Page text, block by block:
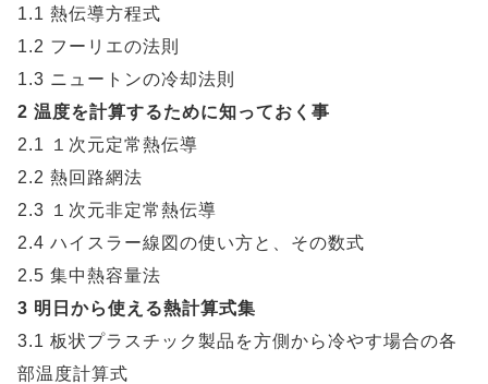
1.1 熱伝導方程式
1.2 フーリエの法則
1.3 ニュートンの冷却法則
2 温度を計算するために知っておく事
2.1 １次元定常熱伝導
2.2 熱回路網法
2.3 １次元非定常熱伝導
2.4 ハイスラー線図の使い方と、その数式
2.5 集中熱容量法
3 明日から使える熱計算式集
3.1 板状プラスチック製品を方側から冷やす場合の各
部温度計算式